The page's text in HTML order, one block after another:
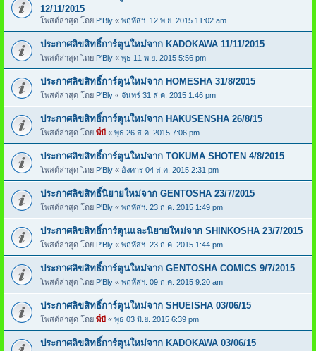
12/11/2015
โพสต์ล่าสุด โดย P'Bly « พฤหัสฯ. 12 พ.ย. 2015 11:02 am
ประกาศลิขสิทธิ์การ์ตูนใหม่จาก KADOKAWA 11/11/2015
โพสต์ล่าสุด โดย P'Bly « พุธ 11 พ.ย. 2015 5:56 pm
ประกาศลิขสิทธิ์การ์ตูนใหม่จาก HOMESHA 31/8/2015
โพสต์ล่าสุด โดย P'Bly « จันทร์ 31 ส.ค. 2015 1:46 pm
ประกาศลิขสิทธิ์การ์ตูนใหม่จาก HAKUSENSHA 26/8/15
โพสต์ล่าสุด โดย พี่บี « พุธ 26 ส.ค. 2015 7:06 pm
ประกาศลิขสิทธิ์การ์ตูนใหม่จาก TOKUMA SHOTEN 4/8/2015
โพสต์ล่าสุด โดย P'Bly « อังคาร 04 ส.ค. 2015 2:31 pm
ประกาศลิขสิทธิ์นิยายใหม่จาก GENTOSHA 23/7/2015
โพสต์ล่าสุด โดย P'Bly « พฤหัสฯ. 23 ก.ค. 2015 1:49 pm
ประกาศลิขสิทธิ์การ์ตูนและนิยายใหม่จาก SHINKOSHA 23/7/2015
โพสต์ล่าสุด โดย P'Bly « พฤหัสฯ. 23 ก.ค. 2015 1:44 pm
ประกาศลิขสิทธิ์การ์ตูนใหม่จาก GENTOSHA COMICS 9/7/2015
โพสต์ล่าสุด โดย P'Bly « พฤหัสฯ. 09 ก.ค. 2015 9:20 am
ประกาศลิขสิทธิ์การ์ตูนใหม่จาก SHUEISHA 03/06/15
โพสต์ล่าสุด โดย พี่บี « พุธ 03 มิ.ย. 2015 6:39 pm
ประกาศลิขสิทธิ์การ์ตูนใหม่จาก KADOKAWA 03/06/15